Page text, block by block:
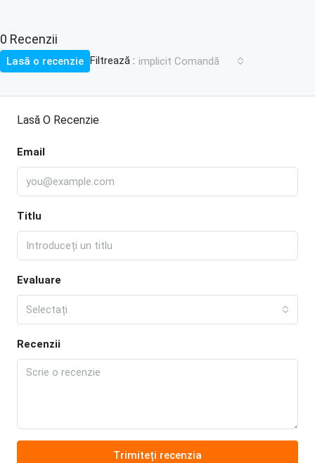
0 Recenzii
Filtrează : implicit Comandă
Lasă o recenzie
Lasă O Recenzie
Email
Titlu
Evaluare
Selectați
Recenzii
Trimiteți recenzia